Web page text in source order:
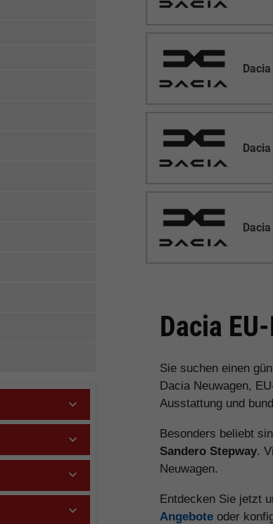
Dacia
Sie suchen einen
Dacia Neuwagen,
Ausstattung und
Besonders beliebt
Sandero Stepway.
Neuwagen.
Entdecken Sie jetzt
Angebote oder